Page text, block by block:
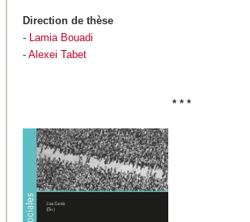
Direction de thèse
- Lamia Bouadi
- Alexei Tabet
* * *